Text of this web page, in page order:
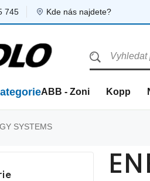
745 Kde nás najdete?
ABB - Zoni Kopp
SYSTEMS